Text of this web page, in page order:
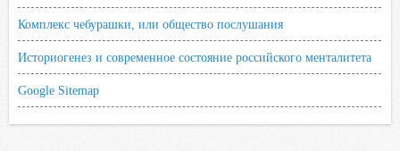
Комплекс чебурашки, или общество послушания
Историогенез и современное состояние российского менталитета
Google Sitemap